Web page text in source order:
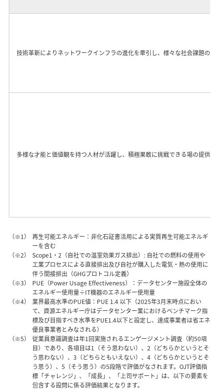
技術革新によりネットワークインフラの進化を牽引し、様々な社会課題の解
多様な才能と価値観を持つ人材が活躍し、積極果敢に挑戦できる場の提供
（※1）
再生可能エネルギー：非化石証書活用による実質再生可能エネルギ
ーを含む
（※2）
Scope1・2（自社での温室効果ガス排出）: 自社での燃料の使用や
工業プロセスによる直接排出及び自社が購入した電気・熱の使用に
伴う間接排出（GHGプロトコル定義）
（※3）
PUE（Power Usage Effectiveness）：データセンター施設全体の
エネルギー使用量÷IT機器のエネルギー使用量
（※4）
業界最高水準のPUE値：PUE 1.4 以下（2025年3月末時点におい
て、資源エネルギー庁はデータセンター業におけるベンチマーク指
標及び目指すべき水準をPUE1.4以下と設定し、達成事業者は省エネ
優良事業者とみなされる）
（※5）
従業員意識調査は年1回実施されるエンゲージメント調査（約50項
目）であり、各項目は1（そう思わない）、2（どちらかというとそ
う思わない）、3（どちらともいえない）、4（どちらかというとそ
う思う）、5（そう思う）の5段階で評価がなされます。OJT評価指
標「チャレンジ」、「成長」、「上司サポート」は、以下の要素を
包含する設問に係る評価結果となります。